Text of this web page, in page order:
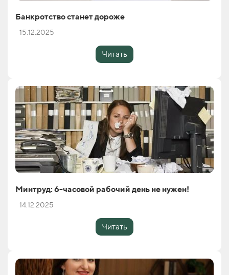
Банкротство станет дороже
15.12.2025
Читать
Минтруд: 6-часовой рабочий день не нужен!
14.12.2025
Читать